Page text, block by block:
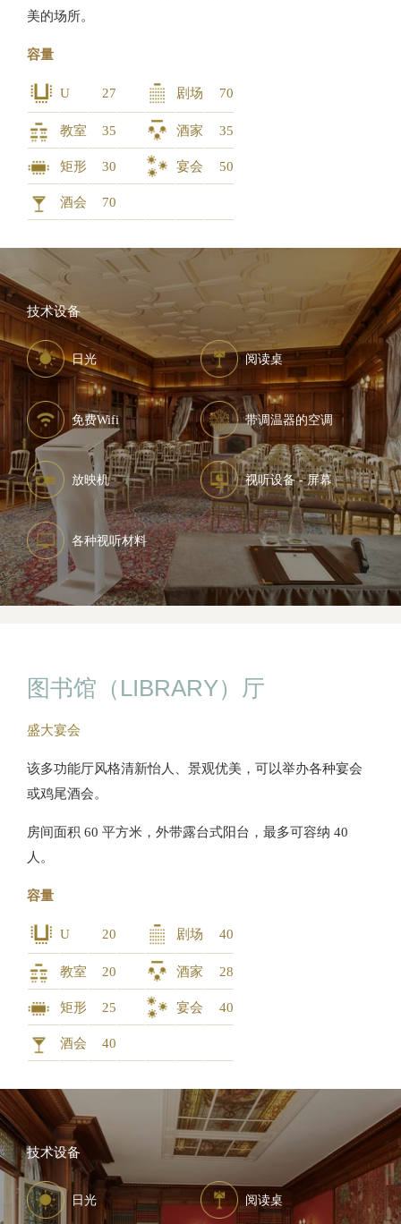
技术设备
日光 阅读桌
免费Wifi 带调温器的空调
放映机 视听设备 - 屏幕
各种视听材料
美的场所。
容量
U 27 剧场 70
教室 35 酒家 35
矩形 30 宴会 50
酒会 70
技术设备
日光 阅读桌
图书馆（LIBRARY）厅
盛大宴会
该多功能厅风格清新怡人、景观优美，可以举办各种宴会
或鸡尾酒会。
房间面积 60 平方米，外带露台式阳台，最多可容纳 40
人。
容量
U 20 剧场 40
教室 20 酒家 28
矩形 25 宴会 40
酒会 40